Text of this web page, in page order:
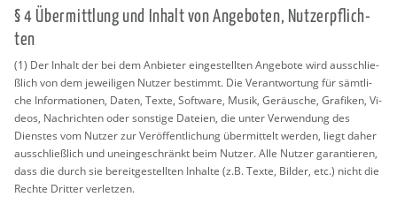
§ 4 Über­mitt­lung und In­halt von An­ge­bo­ten, Nut­zer­pflich­
ten
(1) Der In­halt der bei dem An­bie­ter ein­ge­stell­ten An­ge­bo­te wird aus­schlie­
ß­lich von dem je­wei­li­gen Nut­zer be­stimmt. Die Ver­ant­wor­tung für sämt­li­
che In­for­ma­tio­nen, Daten, Texte, Soft­ware, Musik, Ge­räu­sche, Gra­fi­ken, Vi­
de­os, Nach­rich­ten oder sons­ti­ge Da­tei­en, die unter Ver­wen­dung des
Diens­tes vom Nut­zer zur Ver­öf­fent­li­chung über­mit­telt wer­den, liegt daher
aus­schlie­ß­lich und un­ein­ge­schränkt beim Nut­zer. Alle Nut­zer ga­ran­tie­ren,
dass die durch sie be­reit­ge­stell­ten In­hal­te (z.B. Texte, Bil­der, etc.) nicht die
Rech­te Drit­ter ver­let­zen.